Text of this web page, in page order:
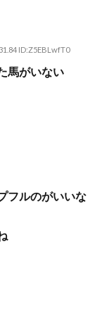
ID:Z5EBLwfT0
馬がいない
フルのがいいな